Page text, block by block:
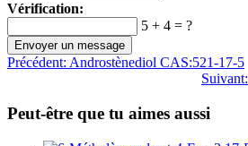
Vérification:
5 + 4 = ?
Précédent: Androstènediol CAS:521-17-5
Suivant:
Peut-être que tu aimes aussi